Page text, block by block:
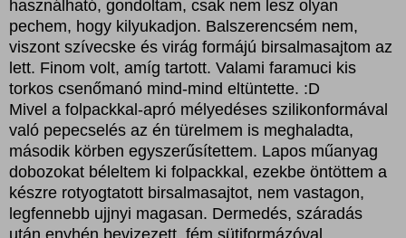
használható, gondoltam, csak nem lesz olyan
pechem, hogy kilyukadjon. Balszerencsém nem,
viszont szívecske és virág formájú birsalmasajtom az
lett. Finom volt, amíg tartott. Valami faramuci kis
torkos csenőmanó mind-mind eltüntette. :D
Mivel a folpackkal-apró mélyedéses szilikonformával
való pepecselés az én türelmem is meghaladta,
második körben egyszerűsítettem. Lapos műanyag
dobozokat béleltem ki folpackkal, ezekbe öntöttem a
készre rotyogtatott birsalmasajtot, nem vastagon,
legfennebb ujjnyi magasan. Dermedés, száradás
után enyhén bevizezett, fém sütiformázóval